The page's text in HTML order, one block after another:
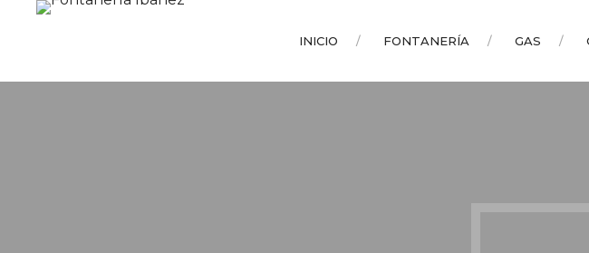
INICIO FONTANERÍA GAS